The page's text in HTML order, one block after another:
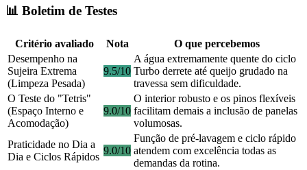
📊 Boletim de Testes
Critério avaliado Nota
O que percebemos
Desempenho na
Sujeira Extrema
(Limpeza Pesada)
9.5/10
A água extremamente quente do ciclo
Turbo derrete até queijo grudado na
travessa sem dificuldade.
O Teste do "Tetris"
(Espaço Interno e
Acomodação)
9.0/10
O interior robusto e os pinos flexíveis
facilitam demais a inclusão de panelas
volumosas.
Praticidade no Dia a
Dia e Ciclos Rápidos
9.0/10
Função de pré-lavagem e ciclo rápido
atendem com excelência todas as
demandas da rotina.